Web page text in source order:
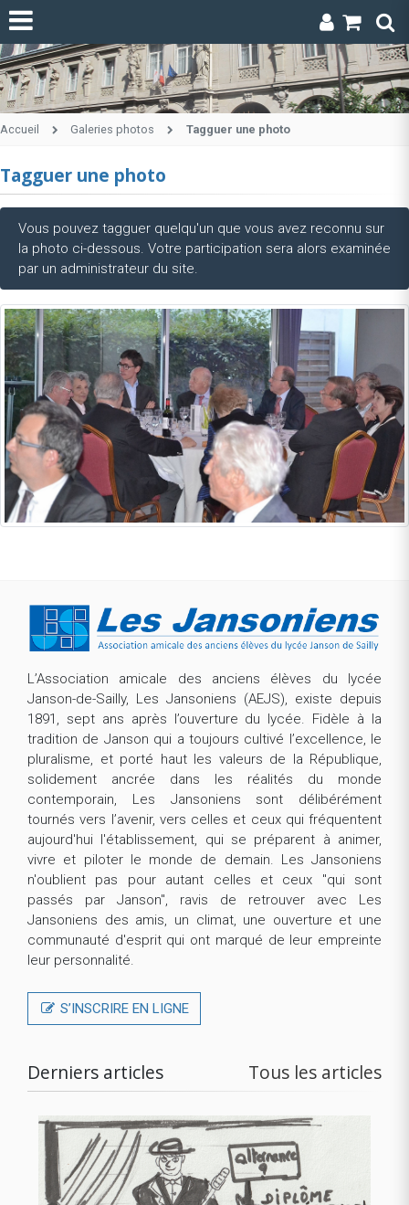
Accueil Galeries photos Tagguer une photo
Tagguer une photo
Vous pouvez tagguer quelqu'un que vous avez reconnu sur
la photo ci-dessous. Votre participation sera alors examinée
par un administrateur du site.
L’Association amicale des anciens élèves du lycée
Janson-de-Sailly, Les Jansoniens (AEJS), existe depuis
1891, sept ans après l’ouverture du lycée. Fidèle à la
tradition de Janson qui a toujours cultivé l’excellence, le
pluralisme, et porté haut les valeurs de la République,
solidement ancrée dans les réalités du monde
contemporain, Les Jansoniens sont délibérément
tournés vers l’avenir, vers celles et ceux qui fréquentent
aujourd'hui l'établissement, qui se préparent à animer,
vivre et piloter le monde de demain. Les Jansoniens
n'oublient pas pour autant celles et ceux "qui sont
passés par Janson", ravis de retrouver avec Les
Jansoniens des amis, un climat, une ouverture et une
communauté d'esprit qui ont marqué de leur empreinte
leur personnalité.
S’INSCRIRE EN LIGNE
Derniers articles Tous les articles